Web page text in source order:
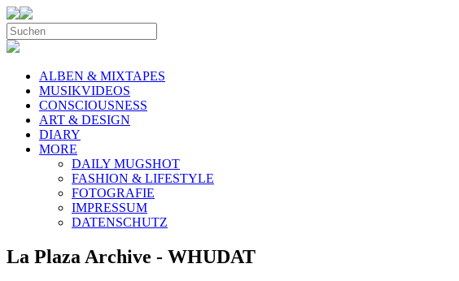
ALBEN & MIXTAPES
MUSIKVIDEOS
CONSCIOUSNESS
ART & DESIGN
DIARY
MORE
DAILY MUGSHOT
FASHION & LIFESTYLE
FOTOGRAFIE
IMPRESSUM
DATENSCHUTZ
La Plaza Archive - WHUDAT